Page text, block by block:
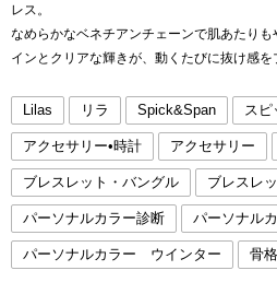
レス。
なめらかなベネチアンチェーンで肌あたり
インとクリアな輝きが、動くたびに抜け感を
Lilas リラ Spick&Span スピ
アクセサリー•時計 アクセサリー
ブレスレット・バングル ブレスレ
パーソナルカラー診断 パーソナル
パーソナルカラー ウインター 骨